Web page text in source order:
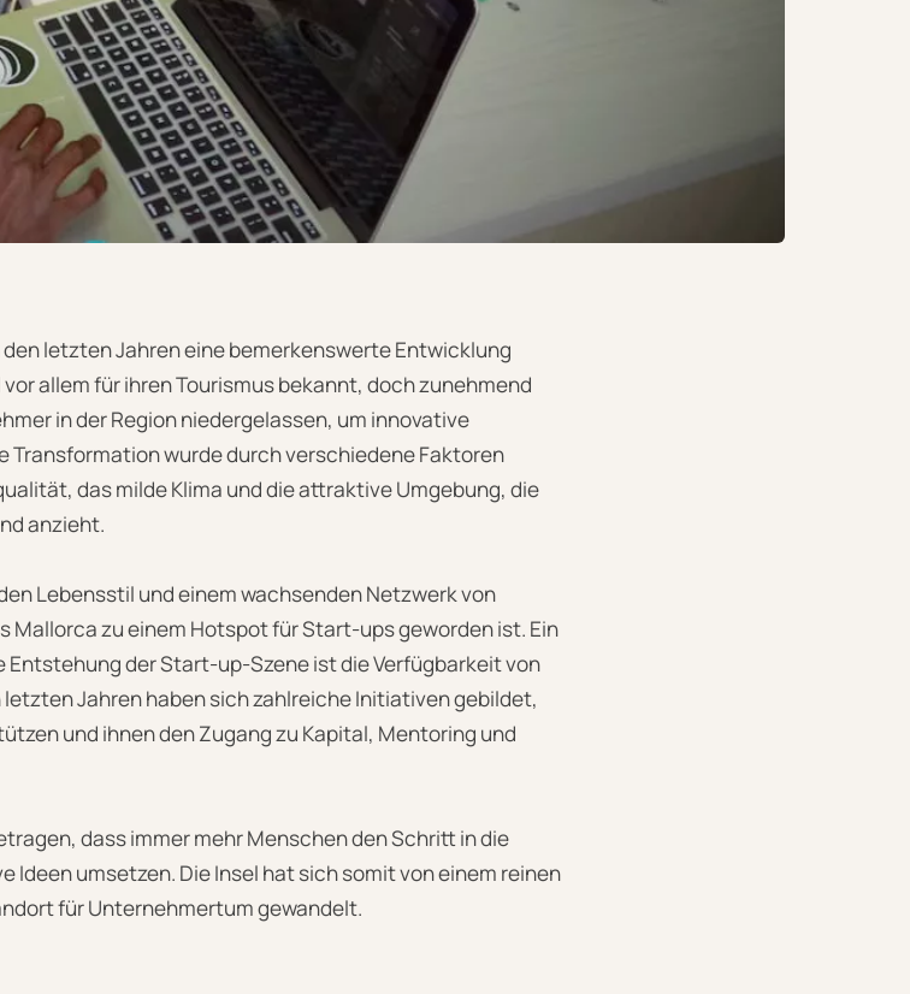
letzten Jahren eine bemerkenswerte Entwicklung
allem für ihren Tourismus bekannt, doch zunehmend
in der Region niedergelassen, um innovative
Transformation wurde durch verschiedene Faktoren
das milde Klima und die attraktive Umgebung, die
anzieht.
Lebensstil und einem wachsenden Netzwerk von
zu einem Hotspot für Start-ups geworden ist. Ein
der Start-up-Szene ist die Verfügbarkeit von
Jahren haben sich zahlreiche Initiativen gebildet,
und ihnen den Zugang zu Kapital, Mentoring und
dass immer mehr Menschen den Schritt in die
umsetzen. Die Insel hat sich somit von einem reinen
für Unternehmertum gewandelt.